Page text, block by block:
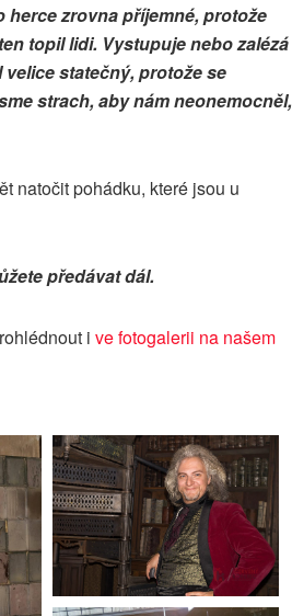
zrovna příjemné, protože
topil lidi. Vystupuje nebo zalézá
statečný, protože se
strach, aby nám neonemocněl,
natočit pohádku, které jsou u
předávat dál.
i ve fotogalerii na našem